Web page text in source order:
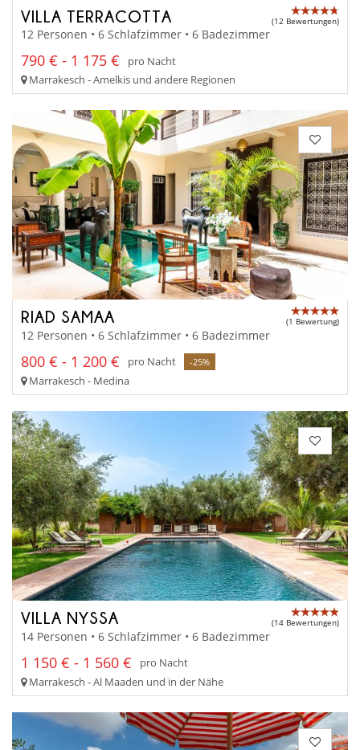
VILLA TERRACOTTA (12 Bewertungen)
12 Personen • 6 Schlafzimmer • 6 Badezimmer
790 € - 1 175 €
pro Nacht
Marrakesch - Amelkis und andere Regionen
RIAD SAMAA (1 Bewertung)
12 Personen • 6 Schlafzimmer • 6 Badezimmer
800 € - 1 200 € pro Nacht -25%
Marrakesch - Medina
VILLA NYSSA (14 Bewertungen)
14 Personen • 6 Schlafzimmer • 6 Badezimmer
1 150 € - 1 560 €
pro Nacht
Marrakesch - Al Maaden und in der Nähe